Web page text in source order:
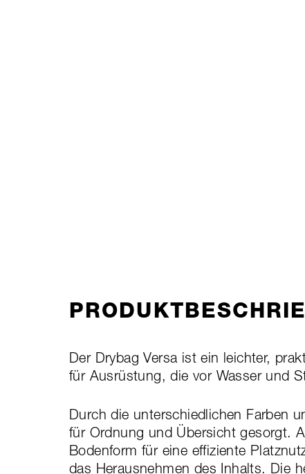
Der Drybag Versa ist ein leichter,
für Ausrüstung, die vor Wasser und
Durch die unterschiedlichen Farben
für Ordnung und Übersicht gesorgt.
Bodenform für eine effiziente
das Herausnehmen des Inhalts. Die